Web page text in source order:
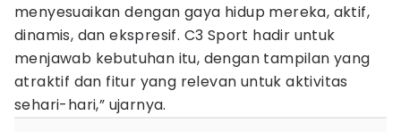
menyesuaikan dengan gaya hidup mereka, aktif,
dinamis, dan ekspresif. C3 Sport hadir untuk
menjawab kebutuhan itu, dengan tampilan yang
atraktif dan fitur yang relevan untuk aktivitas
sehari-hari,” ujarnya.